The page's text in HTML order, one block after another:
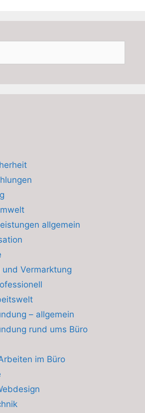
allgemein
und Vermarktung
– allgemein
rund ums Büro
im Büro